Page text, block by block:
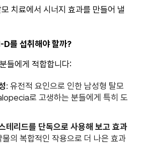
치료에서 시너지 효과를 만들어 낼
를 섭취해야 할까?
들에게 적합합니다:
: 유전적 요인으로 인한 남성형 탈모
로 고생하는 분들에게 특히 도
테리드를 단독으로 사용해 보고 효과
물의 복합적인 작용으로 더 나은 효과